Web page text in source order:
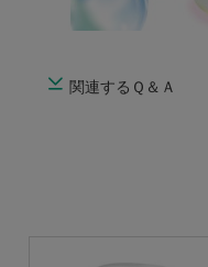
関連するＱ＆Ａ